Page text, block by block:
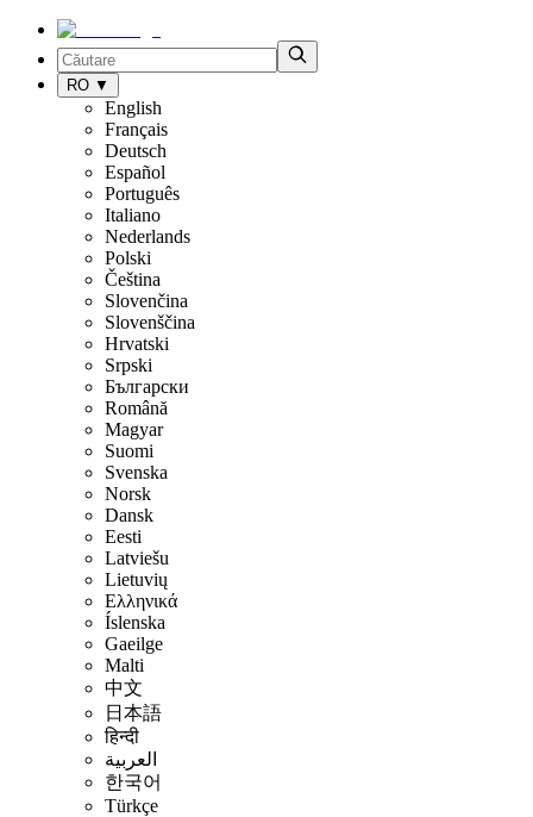
RO ▼
English
Français
Deutsch
Español
Português
Italiano
Nederlands
Polski
Čeština
Slovenčina
Slovenščina
Hrvatski
Srpski
Български
Română
Magyar
Suomi
Svenska
Norsk
Dansk
Eesti
Latviešu
Lietuvių
Ελληνικά
Íslenska
Gaeilge
Malti
中文
日本語
हिन्दी
العربية
한국어
Türkçe